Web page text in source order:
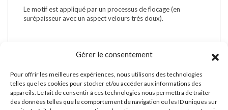
Gérer le consentement
Pour offrir les meilleures expériences, nous utilisons des technologies
telles que les cookies pour stocker et/ou accéder aux informations des
appareils. Le fait de consentir à ces technologies nous permettra de traiter
des données telles que le comportement de navigation ou les ID uniques sur
Le motif est appliqué par un processus de flocage (en
surépaisseur avec un aspect velours très doux).
A PROPOS DE NOUS
A propos